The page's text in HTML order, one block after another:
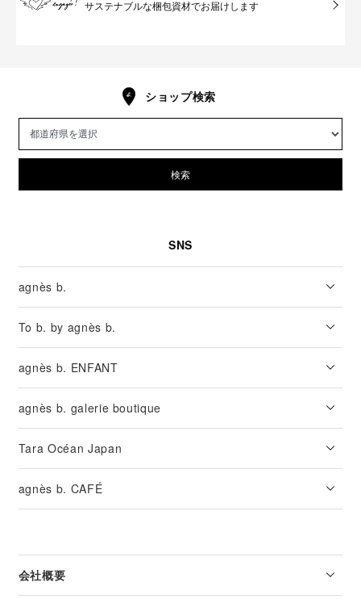
サステナブルな梱包資材でお届けします
ショップ検索
検索
SNS
agnès b.
To b. by agnès b.
agnès b. ENFANT
agnès b. galerie boutique
Tara Océan Japan
agnès b. CAFÉ
会社概要